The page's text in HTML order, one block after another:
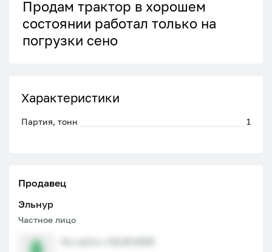
Продам трактор в хорошем
состоянии работал только на
погрузки сено
Характеристики
Партия, тонн 1
Продавец
Эльнур
Частное лицо